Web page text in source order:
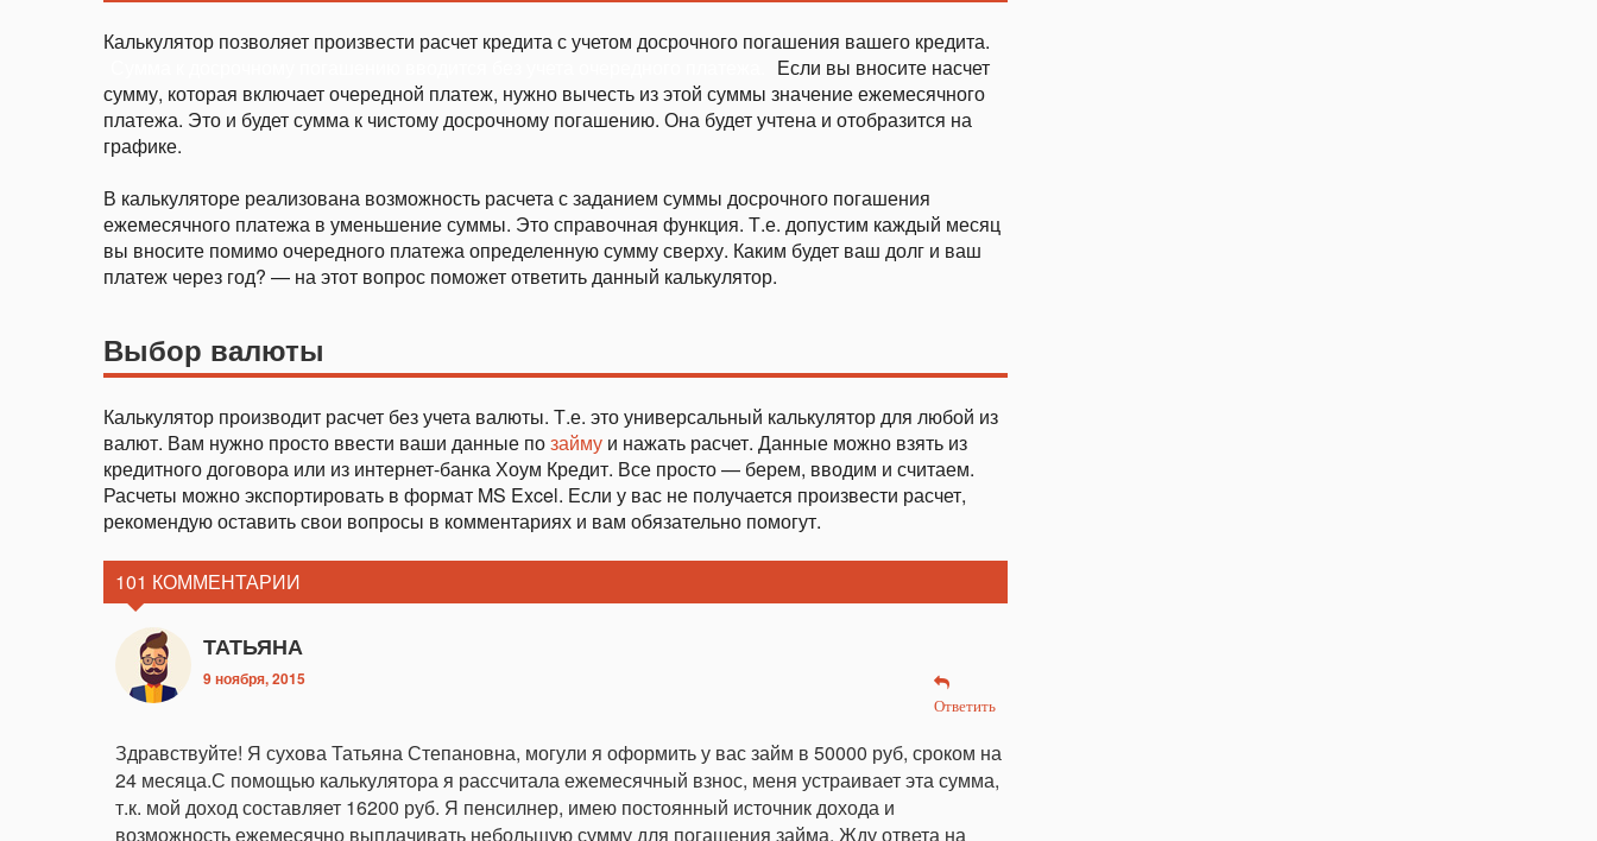
Калькулятор позволяет произвести расчет кредита с учетом досрочного погашения вашего кредита.
Если вы вносите насчет
сумму, которая включает очередной платеж, нужно вычесть из этой суммы значение ежемесячного
платежа. Это и будет сумма к чистому досрочному погашению. Она будет учтена и отобразится на
графике.
В калькуляторе реализована возможность расчета с заданием суммы досрочного погашения
ежемесячного платежа в уменьшение суммы. Это справочная функция. Т.е. допустим каждый месяц
вы вносите помимо очередного платежа определенную сумму сверху. Каким будет ваш долг и ваш
платеж через год? — на этот вопрос поможет ответить данный калькулятор.
Выбор валюты
Калькулятор производит расчет без учета валюты. Т.е. это универсальный калькулятор для любой из
валют. Вам нужно просто ввести ваши данные позайму и нажать расчет. Данные можно взять из
кредитного договора или из интернет-банка Хоум Кредит. Все просто — берем, вводим и считаем.
Расчеты можно экспортировать в формат MS Excel. Если у вас не получается произвести расчет,
рекомендую оставить свои вопросы в комментариях и вам обязательно помогут.
101 КОММЕНТАРИИ
ТАТЬЯНА
9 ноября, 2015
Ответить
Здравствуйте! Я сухова Татьяна Степановна, могули я оформить у вас займ в 50000 руб, сроком на
24 месяца.С помощью калькулятора я рассчитала ежемесячный взнос, меня устраивает эта сумма,
т.к. мой доход составляет 16200 руб. Я пенсилнер, имею постоянный источник дохода и
возможность ежемесячно выплачивать небольшую сумму для погашения займа. Жду ответа на